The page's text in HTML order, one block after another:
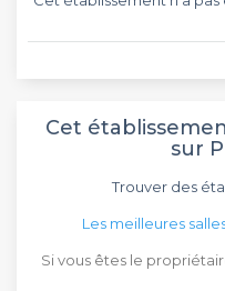
Cet
sur
Trouver des
Les meilleures
Si vous êtes le